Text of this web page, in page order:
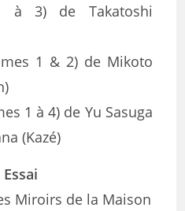
à 3) de Takatoshi
1 & 2) de Mikoto
1 à 4) de Yu Sasuga
(Kazé)
Essai
Miroirs de la Maison